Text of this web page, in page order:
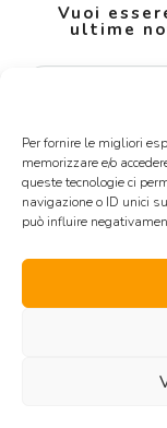
Per fornire le migliori
memorizzare e/o
queste tecnologie ci
navigazione o ID unici
può influire
Vuoi
ultime
© PERUGINICASE